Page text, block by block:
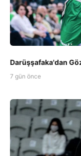
Darüşşafaka'dan
7 gün önce